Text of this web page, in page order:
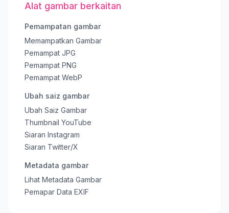
Alat gambar berkaitan
Pemampatan gambar
Memampatkan Gambar
Pemampat JPG
Pemampat PNG
Pemampat WebP
Ubah saiz gambar
Ubah Saiz Gambar
Thumbnail YouTube
Siaran Instagram
Siaran Twitter/X
Metadata gambar
Lihat Metadata Gambar
Pemapar Data EXIF